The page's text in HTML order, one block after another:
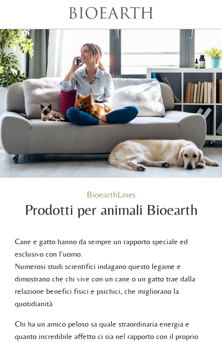
BioearthLines
Prodotti per animali Bioearth
Cane e gatto hanno da sempre un rapporto speciale ed
esclusivo con l’uomo.
Numerosi studi scientifici indagano questo legame e
dimostrano che chi vive con un cane o un gatto trae dalla
relazione benefici fisici e psichici, che migliorano la
quotidianità
Chi ha un amico peloso sa quale straordinaria energia e
quanto incredibile affetto ci sia nel rapporto con il proprio